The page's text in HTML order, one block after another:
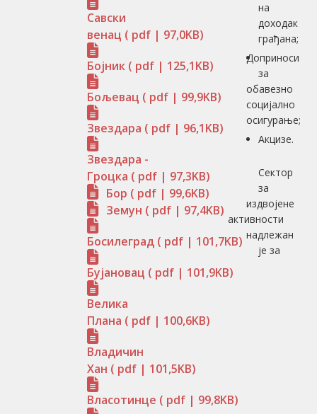
Савски
венац ( pdf | 97,0KB)
Бојник ( pdf | 125,1KB)
Бољевац ( pdf | 99,9KB)
Звездара ( pdf | 96,1KB)
Звездара -
Гроцка ( pdf | 97,3KB)
Бор ( pdf | 99,6KB)
Земун ( pdf | 97,4KB)
Босилеград ( pdf | 101,7KB)
Бујановац ( pdf | 101,9KB)
Велика
Плана ( pdf | 100,6KB)
Владичин
Хан ( pdf | 101,5KB)
Власотинце ( pdf | 99,8KB)
на
доходак
грађана;
Доприноси
за
обавезно
социјално
осигурање;
Акцизе.
Сектор
за
издвојене
активности
надлежан
је за